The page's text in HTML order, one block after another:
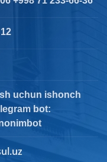
uchun ishonch
bot: